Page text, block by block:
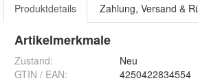
Produktdetails Zahlung, Versand &
Artikelmerkmale
Zustand:
Neu
GTIN / EAN:
4250422834554